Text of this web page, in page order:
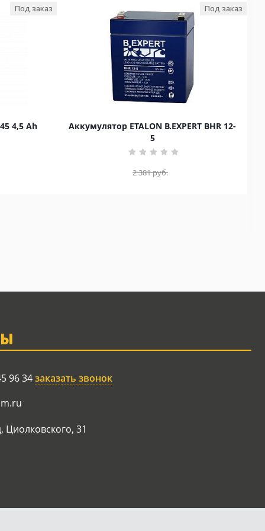
4,5 Ah
Под заказ
Аккумулятор ETALON B.EXPERT BHR 12-
5
Под заказ
2 381руб.
96 34заказать звонок
Циолковского, 31